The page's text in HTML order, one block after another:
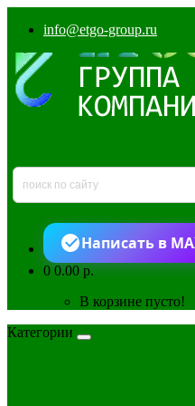
info@etgo-group.ru
Написать в
00.00 р.
В корзине пусто!
Категории